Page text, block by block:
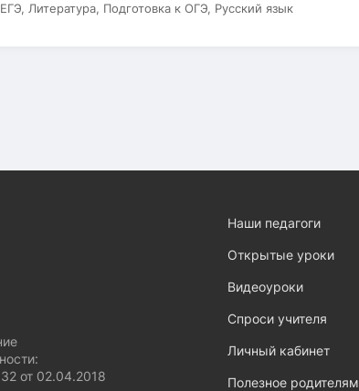
Литература, Подготовка к ОГЭ, Русский язык
от 02.04.2018
Наши педагоги
Открытые уроки
Видеоуроки
Спроси учителя
Личный кабинет
Полезное родителям